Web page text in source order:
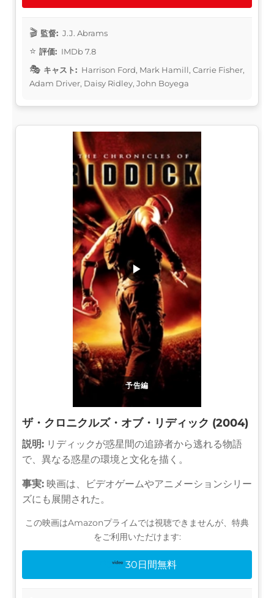
監督: J.J. Abrams
評価: IMDb 7.8
キャスト: Harrison Ford, Mark Hamill, Carrie Fisher,
Adam Driver, Daisy Ridley, John Boyega
予告編
▶
ザ・クロニクルズ・オブ・リディック (2004)
説明: リディックが惑星間の追跡者から逃れる物語
で、異なる惑星の環境と文化を描く。
事実: 映画は、ビデオゲームやアニメーションシリー
ズにも展開された。
この映画はAmazonプライムでは視聴できませんが、特典
をご利用いただけます:
30日間無料